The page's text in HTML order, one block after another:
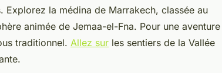
la médina de Marrakech, classée au
animée de Jemaa-el-Fna. Pour une aventure
traditionnel. Allez sur les sentiers de la Vallée